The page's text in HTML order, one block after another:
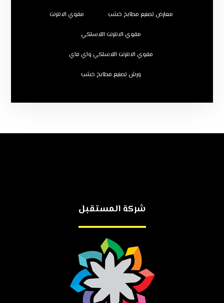
معارض تصنيع مطابخ خشب مقوي الانترنت
مقوي الانترنت اللاسلكي
مقوي الانترنت اللاسلكي واي فاي
ورش تصنيع مطابخ خشب
شركة المستقبل